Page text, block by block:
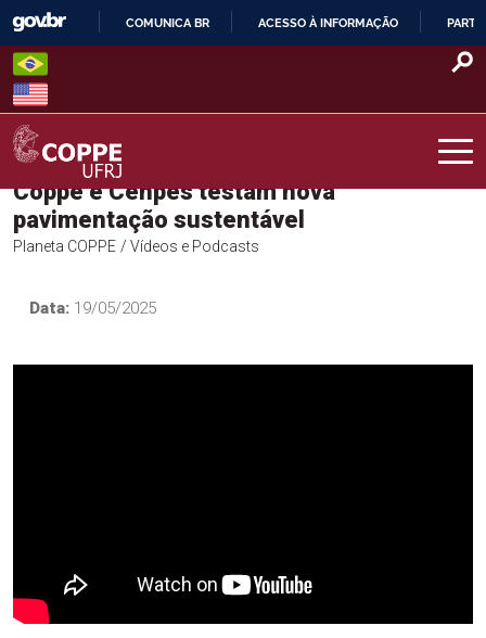
Skip
content
O
COMUNICA BR ACESSO À INFORMAÇÃO
COPPE – UFRJ
Coppe e Cenpes testam nova
pavimentação sustentável
Planeta COPPE / Vídeos e Podcasts
Data: 19/05/2025